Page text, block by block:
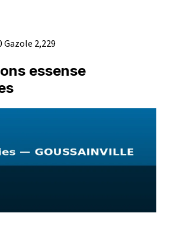
Gazole 2,229
essense